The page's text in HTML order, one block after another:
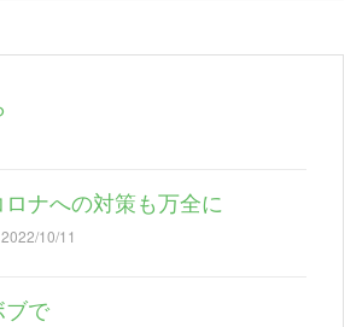
ロナへの対策も万全に
2022/10/11
ブで